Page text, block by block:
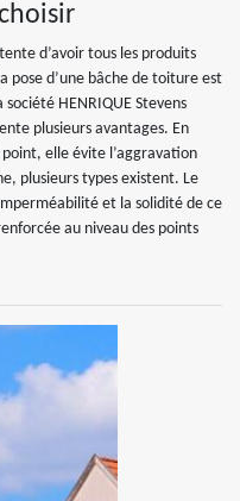
d’avoir tous les produits
pose d’une bâche de toiture est
HENRIQUE Stevens
plusieurs avantages. En
elle évite l’aggravation
plusieurs types existent. Le
et la solidité de ce
au niveau des points